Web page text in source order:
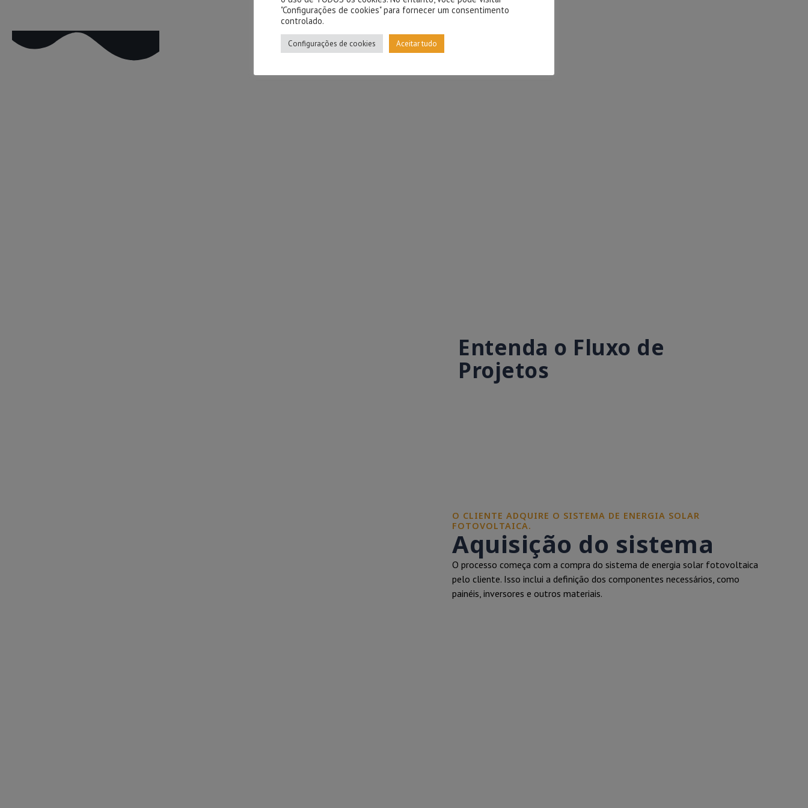
Entenda o Fluxo de
Projetos
O CLIENTE ADQUIRE O SISTEMA DE ENERGIA SOLAR
FOTOVOLTAICA.
Aquisição do sistema
O processo começa com a compra do sistema de energia solar fotovoltaica
pelo cliente. Isso inclui a definição dos componentes necessários, como
painéis, inversores e outros materiais.
"Configurações de cookies" para fornecer um consentimento
controlado.
Configurações de cookies Aceitar tudo